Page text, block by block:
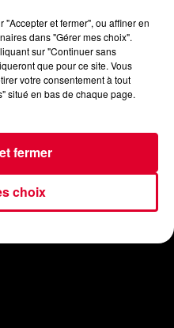
l’excellentMorning
Darlin'. Ils laissent un
y a toujours cette House
qu’
année 2020 sur ce même
et fermer", ou affiner en
dans "Gérer mes choix".
sur "Continuer sans
que pour ce site. Vous
votre consentement à tout
situé en bas de chaque page.
choix
fermer